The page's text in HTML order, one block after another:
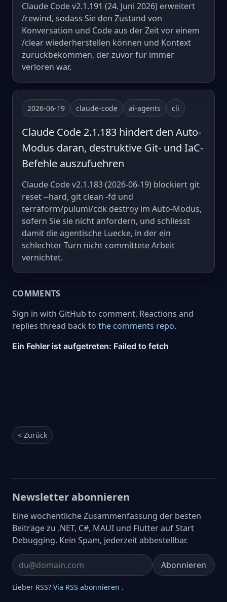
Claude Code v2.1.191 (24. Juni 2026) erweitert
/rewind, sodass Sie den Zustand von
Konversation und Code aus der Zeit vor einem
/clear wiederherstellen können und Kontext
zurückbekommen, der zuvor für immer
verloren war.
2026-06-19 claude-code ai-agents cli
Claude Code 2.1.183 hindert den Auto-
Modus daran, destruktive Git- und IaC-
Befehle auszufuehren
Claude Code v2.1.183 (2026-06-19) blockiert git
reset --hard, git clean -fd und
terraform/pulumi/cdk destroy im Auto-Modus,
sofern Sie sie nicht anfordern, und schliesst
damit die agentische Luecke, in der ein
schlechter Turn nicht committete Arbeit
vernichtet.
COMMENTS
Sign in with GitHub to comment. Reactions and
replies thread back to the comments repo.
< Zurück
Newsletter abonnieren
Eine wöchentliche Zusammenfassung der besten
Beiträge zu .NET, C#, MAUI und Flutter auf Start
Debugging. Kein Spam, jederzeit abbestellbar.
Email address Abonnieren
Lieber RSS? Via RSS abonnieren .